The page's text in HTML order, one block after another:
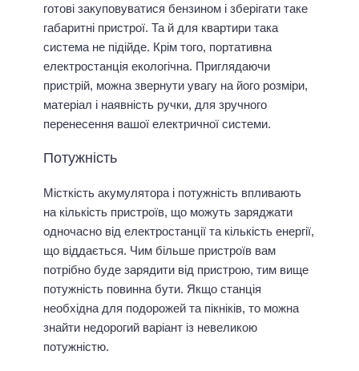
готові закуповуватися бензином і зберігати таке
габаритні пристрої. Та й для квартири така
система не підійде. Крім того, портативна
електростанція екологічна. Приглядаючи
пристрій, можна звернути увагу на його розміри,
матеріал і наявність ручки, для зручного
перенесення вашої електричної системи.
Потужність
Місткість акумулятора і потужність впливають
на кількість пристроїв, що можуть заряджати
одночасно від електростанції та кількість енергії,
що віддається. Чим більше пристроїв вам
потрібно буде зарядити від пристрою, тим вище
потужність повинна бути. Якщо станція
необхідна для подорожей та пікніків, то можна
знайти недорогий варіант із невеликою
потужністю.